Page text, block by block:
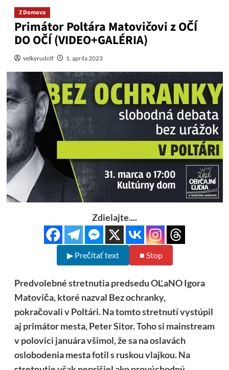
Z Domova
Primátor Poltára Matovičovi z OČÍ
DO OČÍ (VIDEO+GALÉRIA)
velkyrudolf 1. apríla 2023
Zdielajte....
▶ Prečítať text ■ Stop
Predvolebné stretnutia predsedu OĽaNO Igora
Matoviča, ktoré nazval Bez ochranky,
pokračovali v Poltári. Na tomto stretnutí vystúpil
aj primátor mesta, Peter Sitor. Toho si mainstream
v polovici januára všimol, že sa na oslavách
oslobodenia mesta fotil s ruskou vlajkou. Na